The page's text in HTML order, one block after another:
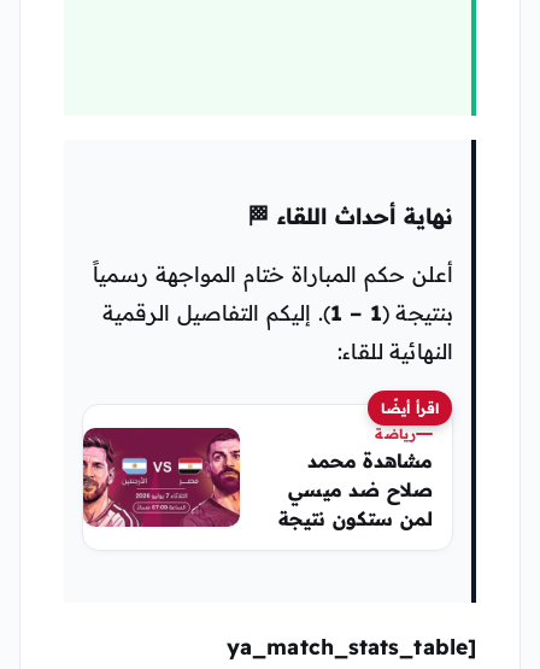
نهاية أحداث اللقاء 🏁
أعلن حكم المباراة ختام المواجهة رسمياً
بنتيجة (1 – 1
). إليكم التفاصيل الرقمية
النهائية للقاء:
اقرأ أيضًا
رياضة
مشاهدة محمد
صلاح ضد ميسي
لمن ستكون نتيجة
مباراة اليوم مصر
[ya_match_stats_table